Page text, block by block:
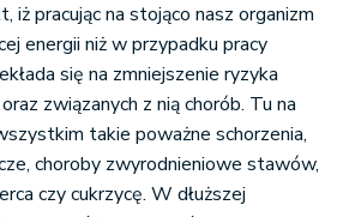
iż pracując na stojąco nasz organizm
energii niż w przypadku pracy
się na zmniejszenie ryzyka
związanych z nią chorób. Tu na
takie poważne schorzenia,
choroby zwyrodnieniowe stawów,
czy cukrzycę. W dłuższej